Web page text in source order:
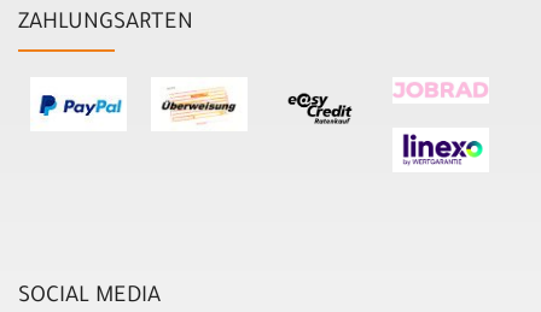
ZAHLUNGSARTEN
SOCIAL MEDIA